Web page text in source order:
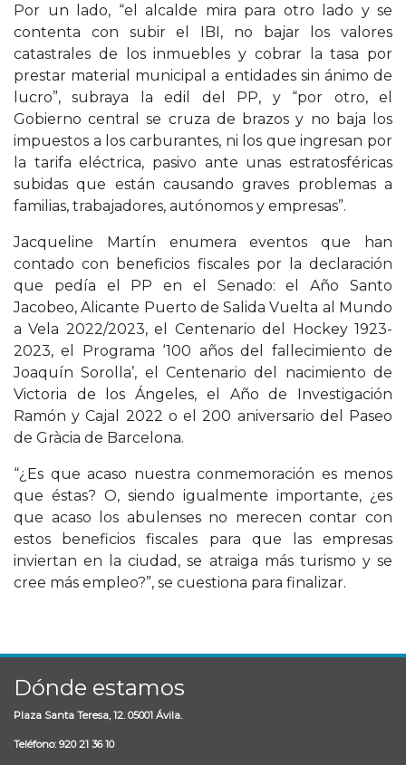
Por un lado, “el alcalde mira para otro lado y se
contenta con subir el IBI, no bajar los valores
catastrales de los inmuebles y cobrar la tasa por
prestar material municipal a entidades sin ánimo de
lucro”, subraya la edil del PP, y “por otro, el
Gobierno central se cruza de brazos y no baja los
impuestos a los carburantes, ni los que ingresan por
la tarifa eléctrica, pasivo ante unas estratosféricas
subidas que están causando graves problemas a
familias, trabajadores, autónomos y empresas”.
Jacqueline Martín enumera eventos que han
contado con beneficios fiscales por la declaración
que pedía el PP en el Senado: el Año Santo
Jacobeo, Alicante Puerto de Salida Vuelta al Mundo
a Vela 2022/2023, el Centenario del Hockey 1923-
2023, el Programa ‘100 años del fallecimiento de
Joaquín Sorolla’, el Centenario del nacimiento de
Victoria de los Ángeles, el Año de Investigación
Ramón y Cajal 2022 o el 200 aniversario del Paseo
de Gràcia de Barcelona.
“¿Es que acaso nuestra conmemoración es menos
que éstas? O, siendo igualmente importante, ¿es
que acaso los abulenses no merecen contar con
estos beneficios fiscales para que las empresas
inviertan en la ciudad, se atraiga más turismo y se
cree más empleo?”, se cuestiona para finalizar.
Dónde estamos
Plaza Santa Teresa, 12. 05001 Ávila.
Teléfono: 920 21 36 10